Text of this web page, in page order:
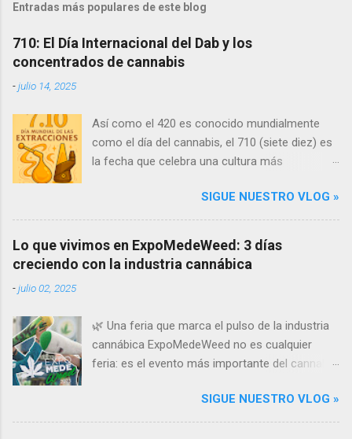
Entradas más populares de este blog
710: El Día Internacional del Dab y los
concentrados de cannabis
-julio 14, 2025
Así como el 420 es conocido mundialmente
como el día del cannabis, el 710 (siete diez) es
la fecha que celebra una cultura más
todo lo relacionado con los dabs . Esta
celebración ocurre cada 10 de julio (por la
forma en que 710, al invertirse, se lee como
"OIL" —aceite en inglés). ¿Qué son los dabs y
cannabinoides, especialmente THC o CBD .
Estas sustancias se presentan en formas
como wax, shatter, rosin, resin o crumble , y se
vaporizadores o e-nails . El 710 se ha
convertido en un símbolo global para quienes
SIGUE NUESTRO VLOG »
Lo que vivimos en ExpoMedeWeed: 3 días
creciendo con la industria cannábica
-julio 02, 2025
🌿 Una feria que marca el pulso de la industria
cannábica ExpoMedeWeed no es cualquier
feria: es el evento más importante del cannabis
Desde hace años se ha consolidado como el
punto de encuentro para científicos, médicos,
SIGUE NUESTRO VLOG »